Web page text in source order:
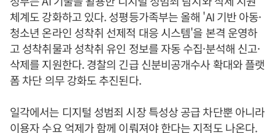
체계도 강화하고 있다. 성평등가족부는 올해 'AI 기반 아동·
청소년 온라인 성착취 선제적 대응 시스템'을 본격 운영하
고 성착취물과 성착취 유인 정보를 자동 수집·분석해 신고·
삭제를 지원한다. 경찰의 긴급 신분비공개수사 확대와 플랫
폼 차단 의무 강화도 추진된다.
일각에서는 디지털 성범죄 시장 특성상 공급 차단뿐 아니라
이용자 수요 억제가 함께 이뤄져야 한다는 지적도 나온다.